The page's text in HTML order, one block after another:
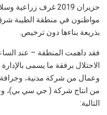
حزيران 2019 غرف
مواطنون في منطقة الطيبة شرق
بذريعة بناءها دون ترخيص.
فقد داهمت المنطقة – عند
الاحتلال برفقة ما يسمى بالإدارة
وعمال من شركة مدنية،
من انتاج شركة ( جي سي بي)،
التالية: